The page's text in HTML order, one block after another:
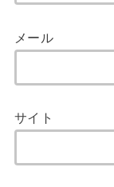
メール
サイト